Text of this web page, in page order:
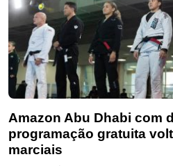
Amazon Abu Dhabi com
programação gratuita
marciais